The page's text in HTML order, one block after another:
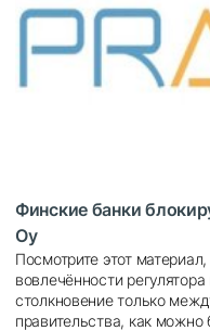
Финские банки
Oy
Посмотрите этот
вовлечённости
столкновение только
правительства, как